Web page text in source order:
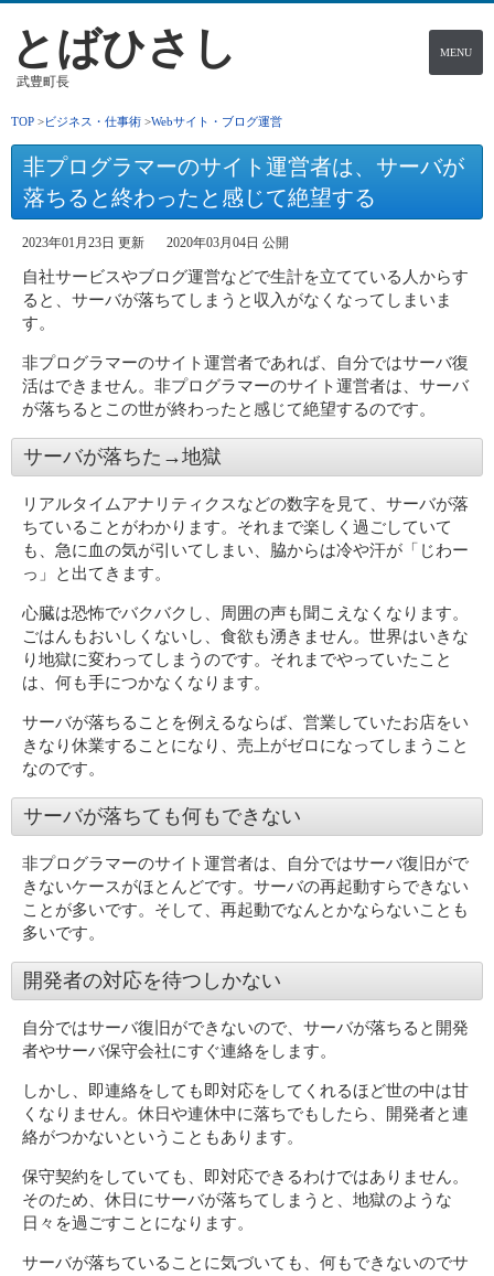
とばひさし
武豊町長
MENU
TOP ビジネス・仕事術 Webサイト・ブログ運営
非プログラマーのサイト運営者は、サーバが
落ちると終わったと感じて絶望する
2023年01月23日 更新 2020年03月04日 公開
自社サービスやブログ運営などで生計を立てている人からす
ると、サーバが落ちてしまうと収入がなくなってしまいま
す。
非プログラマーのサイト運営者であれば、自分ではサーバ復
活はできません。非プログラマーのサイト運営者は、サーバ
が落ちるとこの世が終わったと感じて絶望するのです。
サーバが落ちた→地獄
リアルタイムアナリティクスなどの数字を見て、サーバが落
ちていることがわかります。それまで楽しく過ごしていて
も、急に血の気が引いてしまい、脇からは冷や汗が「じわー
っ」と出てきます。
心臓は恐怖でバクバクし、周囲の声も聞こえなくなります。
ごはんもおいしくないし、食欲も湧きません。世界はいきな
り地獄に変わってしまうのです。それまでやっていたこと
は、何も手につかなくなります。
サーバが落ちることを例えるならば、営業していたお店をい
きなり休業することになり、売上がゼロになってしまうこと
なのです。
サーバが落ちても何もできない
非プログラマーのサイト運営者は、自分ではサーバ復旧がで
きないケースがほとんどです。サーバの再起動すらできない
ことが多いです。そして、再起動でなんとかならないことも
多いです。
開発者の対応を待つしかない
自分ではサーバ復旧ができないので、サーバが落ちると開発
者やサーバ保守会社にすぐ連絡をします。
しかし、即連絡をしても即対応をしてくれるほど世の中は甘
くなりません。休日や連休中に落ちでもしたら、開発者と連
絡がつかないということもあります。
保守契約をしていても、即対応できるわけではありません。
そのため、休日にサーバが落ちてしまうと、地獄のような
日々を過ごすことになります。
サーバが落ちていることに気づいても、何もできないのでサ